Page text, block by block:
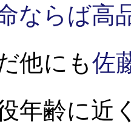
ならば高
他にも佐
年齢に近